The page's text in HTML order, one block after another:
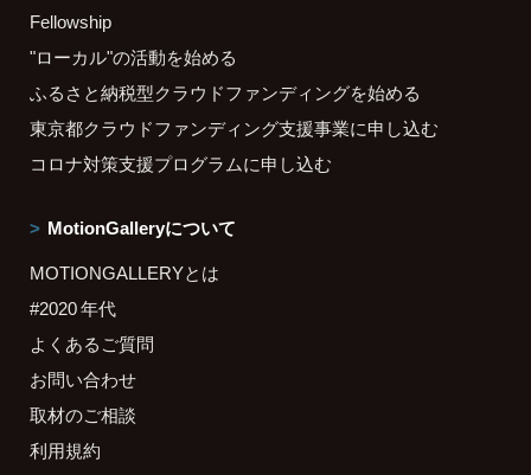
Fellowship
"ローカル"の活動を始める
ふるさと納税型クラウドファンディングを始める
東京都クラウドファンディング支援事業に申し込む
コロナ対策支援プログラムに申し込む
MotionGalleryについて
MOTIONGALLERYとは
#2020 年代
よくあるご質問
お問い合わせ
取材のご相談
利用規約